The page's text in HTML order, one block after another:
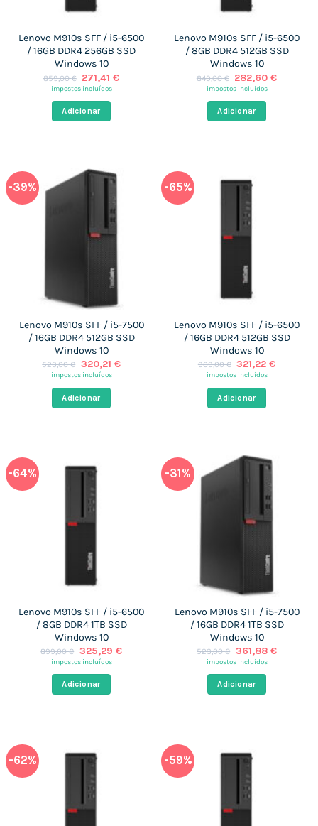
Lenovo M910s SFF / i5-6500
/ 16GB DDR4 256GB SSD
Windows 10
859,00€ O
preço
era:
859,00 €.
271,41€O
impostos incluídos
Adicionar
Lenovo M910s SFF / i5-6500
/ 8GB DDR4 512GB SSD
Windows 10
849,00€ O
preço
era:
849,00 €.
282,60€O
impostos incluídos
Adicionar
-39%
Lenovo M910s SFF / i5-7500
/ 16GB DDR4 512GB SSD
Windows 10
523,00€ O
preço
era:
523,00 €.
320,21 €O
impostos incluídos
Adicionar
-65%
Lenovo M910s SFF / i5-6500
/ 16GB DDR4 512GB SSD
Windows 10
909,00€ O
preço
era:
909,00 €.
321,22€O
impostos incluídos
Adicionar
-64%
Lenovo M910s SFF / i5-6500
/ 8GB DDR4 1TB SSD
Windows 10
899,00€ O
preço
era:
899,00 €.
325,29 €O
impostos incluídos
Adicionar
-31%
Lenovo M910s SFF / i5-7500
/ 16GB DDR4 1TB SSD
Windows 10
523,00€ O
preço
era:
523,00 €.
361,88 €O
impostos incluídos
Adicionar
-62% -59%